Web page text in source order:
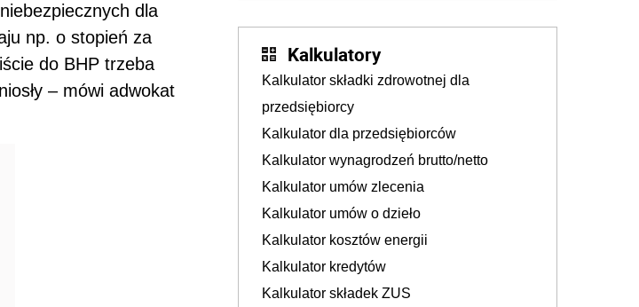
dla
np. o stopień za
do BHP trzeba
– mówi adwokat
Kalkulatory
Kalkulator składki zdrowotnej dla
przedsiębiorcy
Kalkulator dla przedsiębiorców
Kalkulator wynagrodzeń brutto/netto
Kalkulator umów zlecenia
Kalkulator umów o dzieło
Kalkulator kosztów energii
Kalkulator kredytów
Kalkulator składek ZUS